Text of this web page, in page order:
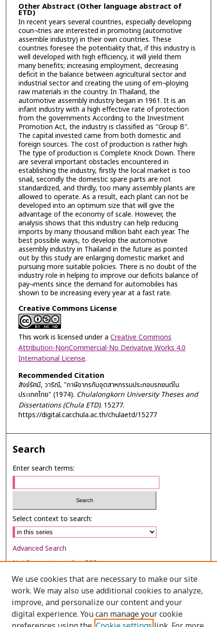
Other Abstract (Other language abstract of
ETD)
In recent years several countries, especially developing
coun¬tries are interested in promoting (automotive
assemble industry) in their own countries. These
countries foresee the potentiality that, if this industry is
well developed with high efficiency, it will yield them
many benefits; increasing employment, decreasing
deficit in the balance between agricultural sector and
industrial sector and creating the using of em¬ploying
raw materials in the country. In Thailand, the
automotive assembly industry began in 1961. It is an
infant industry with a high effective rate of protection
from the governments According to the Investment
Promotion Act, the industry is classified as "Group B".
The capital invested came from both domestic and
foreign sources. The cost of production is rather high.
The type of production is Complete Knock Down. There
are several important obstacles encountered in
establishing the industry, firstly the local market is too
snail, secondly the domestic spare parts are not
standardized, and thirdly, too many assembly plants are
allowed to operate. As a result, each plant can not be
developed into an optimum size that will give the
advantage of the economy of scale. However, the
analysis shows that this industry can help reducing
imports by many thousand million baht each year. The
best possible ways, to develop the automotive
assembly industry in Thailand in the future as pointed
out by this study are enlarging domestic market and
pursuing more suitable policies. There is no doubt of the
industry role in helping to improve our deficits balance of
pay¬ments since the demand for automobiles has
shown to be increasing every year at a fast rate.
Creative Commons License
This work is licensed under a Creative Commons
Attribution-NonCommercial-No Derivative Works 4.0
International License.
Recommended Citation
สังข์รัศมี, วาริณี, "ภาษีอากรกับอุตสาหกรรมประกอบรถยนต์ใน
ประเทศไทย" (1974). Chulalongkorn University Theses and
Dissertations (Chula ETD). 15277.
https://digital.car.chula.ac.th/chulaetd/15277
Search
Enter search terms:
Select context to search:
Advanced Search
Notify me via email orRSS
Browse
Collections
Disciplines
We use cookies that are necessary to make our site
work. We may also use additional cookies to analyze,
improve, and personalize our content and your
digital experience. You can manage your cookie